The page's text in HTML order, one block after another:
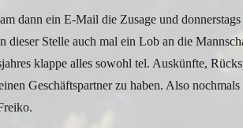
dann ein E-Mail die Zusage und
dieser Stelle auch mal ein Lob an die
klappe alles sowohl tel. Auskünfte,
Geschäftspartner zu haben. Also